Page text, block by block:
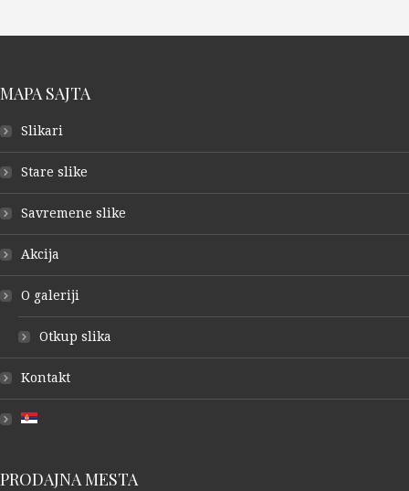
MAPA SAJTA
Slikari
Stare slike
Savremene slike
Akcija
O galeriji
Otkup slika
Kontakt
PRODAJNA MESTA